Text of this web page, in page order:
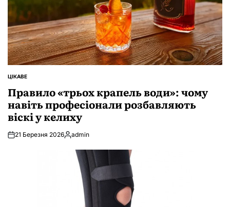
ОПУБЛІКУВАТИ
ЦІКАВЕ
Правило «трьох крапель води»: чому
навіть професіонали розбавляють
віскі у келиху
21 Березня 2026Опубліковано
admin